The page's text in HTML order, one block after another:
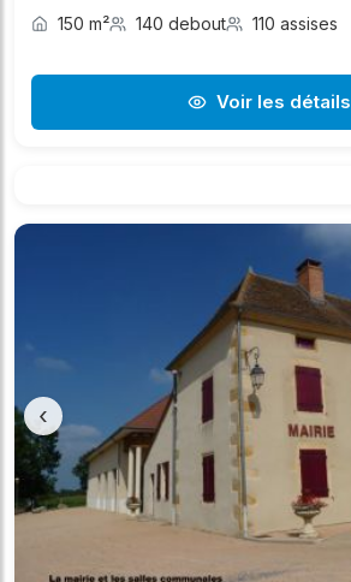
150 m² 140 debout 110 assises
Voir les détails
‹